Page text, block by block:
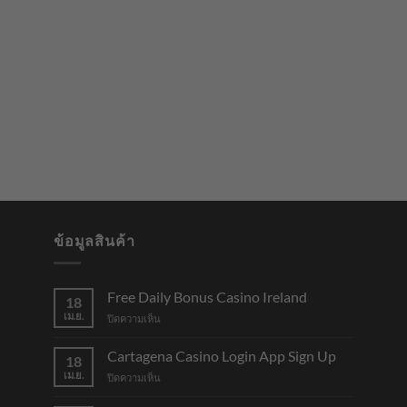
ข้อมูลสินค้า
18
เม.ย.
Free Daily Bonus Casino Ireland
ปิดความเห็น
Bonus
18
เม.ย.
Cartagena Casino Login App Sign Up
ปิดความเห็น